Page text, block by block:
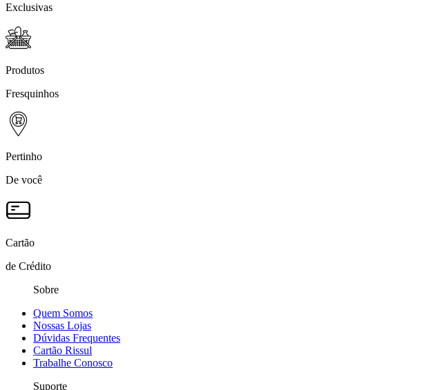
Exclusivas
Produtos
Fresquinhos
Pertinho
De você
Cartão
de Crédito
Sobre
Quem Somos
Nossas Lojas
Dúvidas Frequentes
Cartão Rissul
Trabalhe Conosco
Suporte